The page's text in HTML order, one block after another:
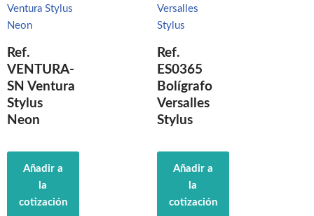
Ref.
VENTURA-
SN Ventura
Stylus
Neon
Añadir a
la
cotización
Ref.
ES0365
Bolígrafo
Versalles
Stylus
Añadir a
la
cotización